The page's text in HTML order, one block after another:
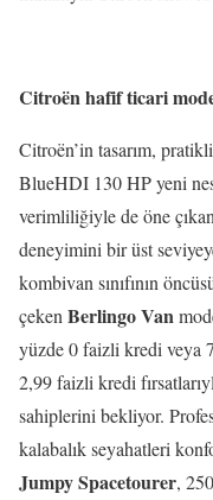
Citroën hafif ticari
Citroën’in tasarım,
BlueHDI 130 HP yeni
verimliliğiyle de öne
deneyimini bir üst
kombivan sınıfının
çeken Berlingo Van
yüzde 0 faizli kredi veya
2,99 faizli kredi
sahiplerini bekliyor.
kalabalık seyahatleri
Jumpy Spacetourer,